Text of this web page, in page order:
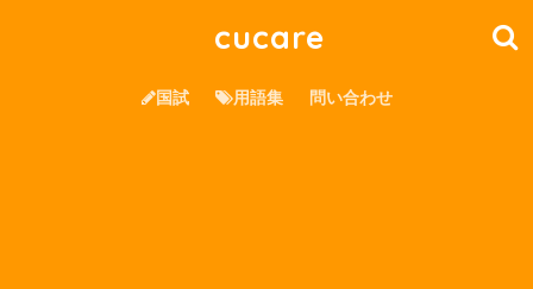
cucare
国試 用語集 問い合わせ